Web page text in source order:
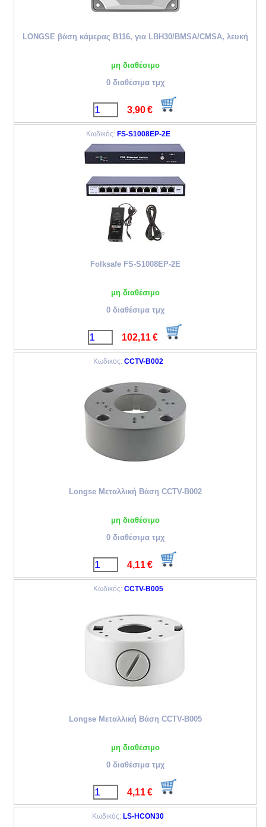
LONGSE βάση κάμερας B116, για LBH30/BMSA/CMSA, λευκή
μη διαθέσιμο
0 διαθέσιμα τμχ
3,90 €
Κωδικός: FS-S1008EP-2E
Folksafe FS-S1008EP-2E
μη διαθέσιμο
0 διαθέσιμα τμχ
102,11 €
Κωδικός: CCTV-B002
Longse Μεταλλική Βάση CCTV-B002
μη διαθέσιμο
0 διαθέσιμα τμχ
4,11 €
Κωδικός: CCTV-B005
Longse Μεταλλική Βάση CCTV-B005
μη διαθέσιμο
0 διαθέσιμα τμχ
4,11 €
Κωδικός: LS-HCON30